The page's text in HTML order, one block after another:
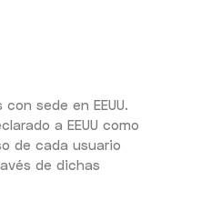
sede en EEUU.
a EEUU como
de cada usuario
de dichas